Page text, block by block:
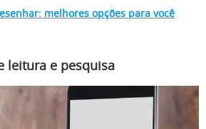
melhores opções para você
leitura e pesquisa